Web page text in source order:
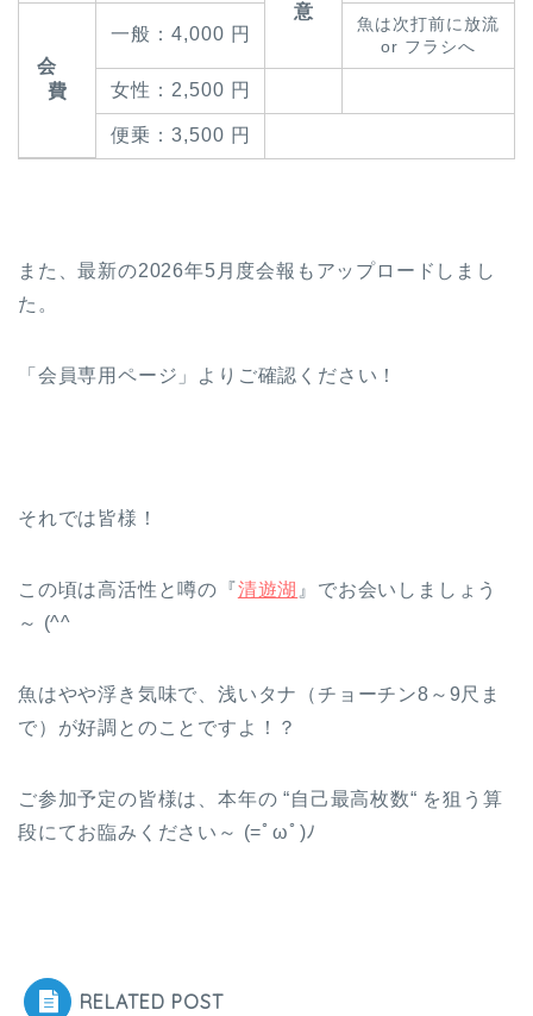
意
会
費
一般：4,000 円
魚は次打前に放流
or フラシへ
女性：2,500 円
便乗：3,500 円
また、最新の2026年5月度会報もアップロードしまし
た。
「会員専用ページ」よりご確認ください！
それでは皆様！
この頃は高活性と噂の『清遊湖 』でお会いしましょう
～ (^^ゞ
魚はやや浮き気味で、浅いタナ（チョーチン8～9尺ま
で）が好調とのことですよ！？
ご参加予定の皆様は、本年の “自己最高枚数“ を狙う算
段にてお臨みください～ (=ﾟωﾟ)ﾉ
RELATED POST